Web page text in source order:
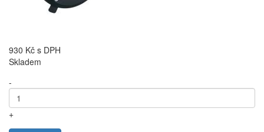
930 Kč s DPH
Skladem
-
+